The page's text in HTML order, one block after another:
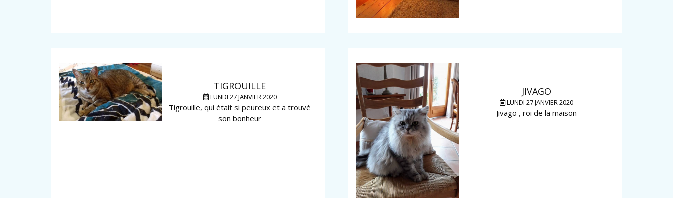
TIGROUILLE
LUNDI 27 JANVIER 2020
Tigrouille, qui était si peureux et a trouvé
son bonheur
JIVAGO
LUNDI 27 JANVIER 2020
Jivago , roi de la maison